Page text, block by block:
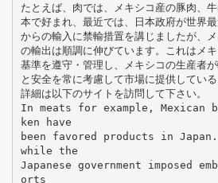
たとえば、肉では、メキシコ産の豚肉、
本で好まれ、最近では、日本政府が世界
からの輸入に禁輸措置を講じましたが、
の輸出は順調に伸びています。これはメ
基準を遵守・管理し、メキシコの生産者
と安全を常に考慮して市場に提供している
詳細は以下のサイトを訪問して下さい。
In meats for example, Mexican
ken have
been favored products in
while the
Japanese government imposed
orts